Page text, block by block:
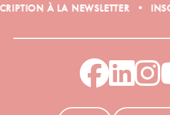
• INSCRIPTION À LA